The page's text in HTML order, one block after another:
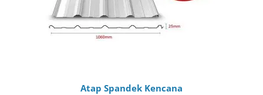
Atap Spandek Kencana